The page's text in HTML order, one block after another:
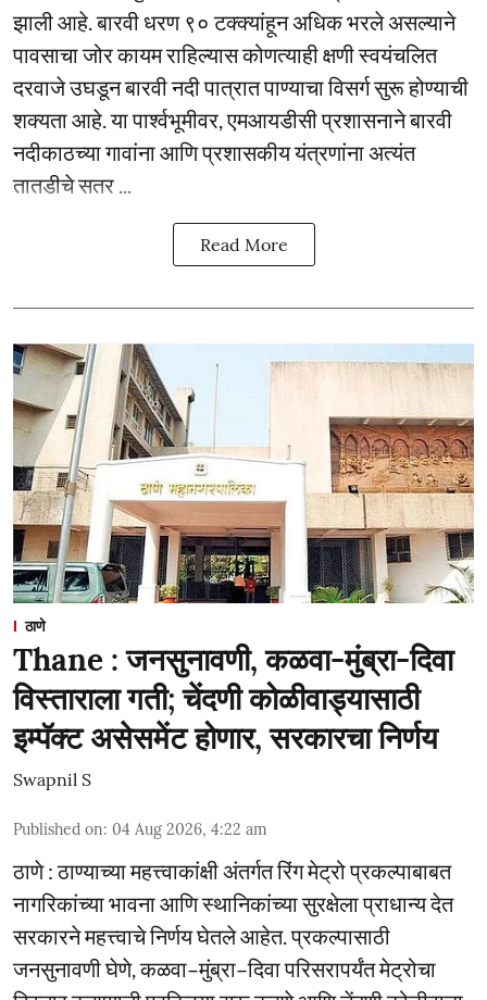
झाली आहे. बारवी धरण ९० टक्क्यांहून अधिक भरले असल्याने
पावसाचा जोर कायम राहिल्यास कोणत्याही क्षणी स्वयंचलित
दरवाजे उघडून बारवी नदी पात्रात पाण्याचा विसर्ग सुरू होण्याची
शक्यता आहे. या पार्श्वभूमीवर, एमआयडीसी प्रशासनाने बारवी
नदीकाठच्या गावांना आणि प्रशासकीय यंत्रणांना अत्यंत
तातडीचे सतर ...
Read More
ठाणे
Thane : जनसुनावणी, कळवा-मुंब्रा-दिवा
विस्ताराला गती; चेंदणी कोळीवाड्यासाठी
इम्पॅक्ट असेसमेंट होणार, सरकारचा निर्णय
Swapnil S
Published on: 04 Aug 2026, 4:22 am
ठाणे : ठाण्याच्या महत्त्वाकांक्षी अंतर्गत रिंग मेट्रो प्रकल्पाबाबत
नागरिकांच्या भावना आणि स्थानिकांच्या सुरक्षेला प्राधान्य देत
सरकारने महत्त्वाचे निर्णय घेतले आहेत. प्रकल्पासाठी
जनसुनावणी घेणे, कळवा–मुंब्रा–दिवा परिसरापर्यंत मेट्रोचा